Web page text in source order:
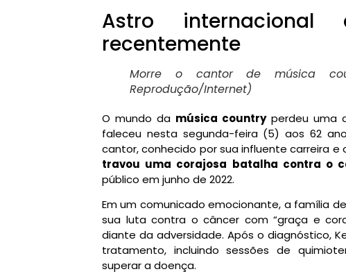
Astro
recentemente
Morre o cantor de música
Reprodução/Internet)
O mundo da música countryperdeu uma
faleceu nesta segunda-feira (5) aos 62
cantor, conhecido por sua influente carreira
travou uma corajosa batalha contra o
público em junho de 2022.
Em um comunicado emocionante, a família
sua luta contra o câncer com “graça e
diante da adversidade. Após o diagnóstico,
tratamento, incluindo sessões de
superar a doença.